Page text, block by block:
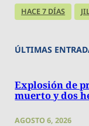
HACE 7 DÍAS
ÚLTIMAS
Explosión de
muerto y dos
AGOSTO 6, 2026